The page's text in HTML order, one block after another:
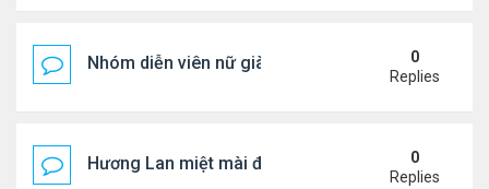
Nhóm diễn viên nữ giàu nhất thế giới
0
Replies
Hương Lan miệt mài đi hát ở tuổi 70
0
Replies